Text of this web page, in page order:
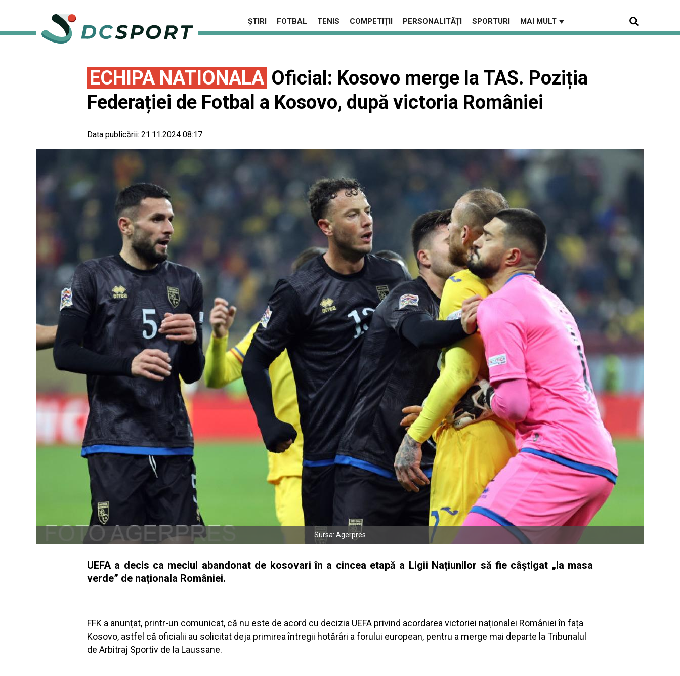
ȘTIRI FOTBAL TENIS COMPETIȚII PERSONALITĂȚI SPORTURI MAI MULT ▼
ECHIPA NATIONALA Oficial: Kosovo merge la TAS. Poziția
Federației de Fotbal a Kosovo, după victoria României
Data publicării: 21.11.2024 08:17
Sursa: Agerpres
UEFA a decis ca meciul abandonat de kosovari în a cincea etapă a Ligii Națiunilor să fie câștigat „la masa
verde” de naționala României.
FFK a anunțat, printr-un comunicat, că nu este de acord cu decizia UEFA privind acordarea victoriei naționalei României în fața
Kosovo, astfel că oficialii au solicitat deja primirea întregii hotărâri a forului european, pentru a merge mai departe la Tribunalul
de Arbitraj Sportiv de la Laussane.